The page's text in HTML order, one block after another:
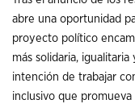
abre una oportunidad
proyecto político
más solidaria,
intención de trabajar
inclusivo que